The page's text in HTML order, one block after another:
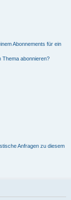
Abonnements für ein
Thema abonnieren?
Anfragen zu diesem